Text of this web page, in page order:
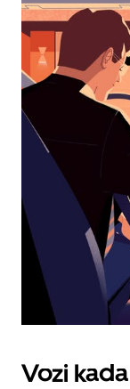
s
kalendarom
odaberi
datum.
Pritisni
tipku
escape
zatvaranje
kalendara.
Vozi